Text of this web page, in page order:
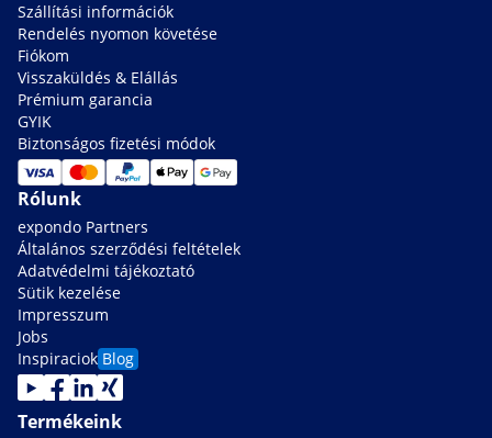
Szállítási információk
Rendelés nyomon követése
Fiókom
Visszaküldés & Elállás
Prémium garancia
GYIK
Biztonságos fizetési módok
Rólunk
expondo Partners
Általános szerződési feltételek
Adatvédelmi tájékoztató
Sütik kezelése
Impresszum
Jobs
Inspiraciok Blog
Termékeink